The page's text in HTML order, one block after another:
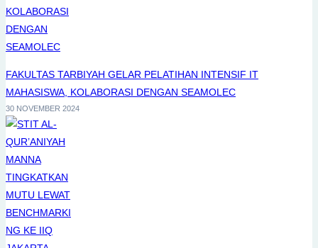
FAKULTAS TARBIYAH GELAR PELATIHAN INTENSIF IT
MAHASISWA, KOLABORASI DENGAN SEAMOLEC
30 NOVEMBER 2024